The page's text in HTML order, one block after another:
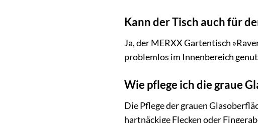
Kann der Tisch auch für
Ja, der MERXX Gartentisch
problemlos im Innenbereich
Wie pflege ich die graue
Die Pflege der grauen
hartnäckige Flecken oder